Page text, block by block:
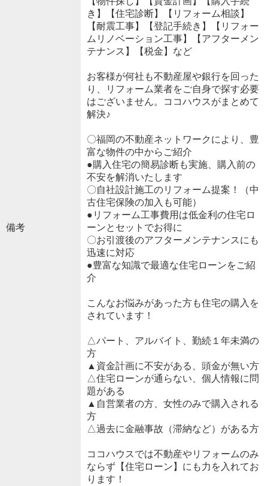
備考
き】【住宅診断】【リフォーム相談】
【耐震工事】【登記手続き】【リフォー
ムリノベーション工事】【アフターメン
テナンス】【税金】など
お客様が何社も不動産屋や銀行を回った
り、リフォーム業者をご自身で探す必要
はございません。ココハウスがまとめて
解決♪
〇福岡の不動産ネットワークにより、豊
富な物件の中からご紹介
●購入住宅の簡易診断も実施、購入前の
不安を解消いたします
〇自社設計施工のリフォーム提案！（中
古住宅保険の加入も可能）
●リフォーム工事費用は低金利の住宅ロ
ーンとセットでお得に
〇お引渡後のアフターメンテナンスにも
迅速に対応
●豊富な知識で最適な住宅ローンをご紹
介
こんなお悩みがあった方も住宅の購入を
されています！
△パート、アルバイト、勤続１年未満の
方
▲資金計画に不安がある、頭金が無い方
△住宅ローンが通らない、個人情報に問
題がある
▲自営業者の方、女性のみで購入される
方
△過去に金融事故（滞納など）がある方
ココハウスでは不動産やリフォームのみ
ならず【住宅ローン】にも力を入れてお
ります！